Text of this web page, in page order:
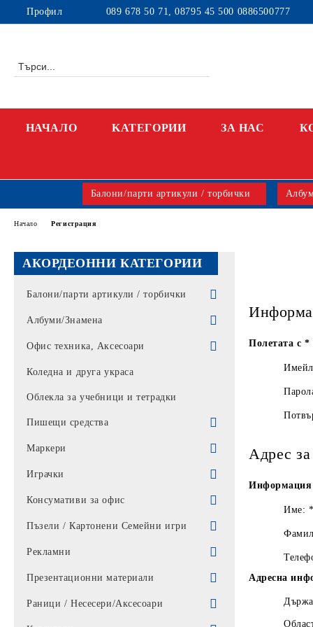
Профил 089 678 50 71, 08795 45 500 0886500777
НАЧАЛО KАТЕГОРИИ ЗА НАС
Балони/парти артикули / торбички
АКОРДЕОННИ КАТЕГОРИИ
Балони/парти артикули / торбички
Парти артикули
Балони
Торбички
Албуми/Знамена
Знамена
Албуми
Офис техника, Аксесоари
Батерии / Слушалки / Мишки /
Коледна и друга украса
Облекла за учебници и тетрадки
Пишещи средства
Химикали
UNIVERSAL
АЙХАО
Комплекти химикали
MIX
КЛАРО
BIC
Автоматични моливи
Моливи
Пълнители
Писалки
Рапидографи
Туш
Маркери
Перманентни маркери
Лакови маркер
Маркери за бяла дъска
Маркер за СД
Текстмаркери
Играчки
филмови герои
Комплекти
Движещи с батерии
Детски
Кукли детски
Консумативи за офис
Кутии за дискове
Почистващи препарати за офис
Пъзели / Картонени Семейни игри
Пъзели
Картонени Семейни игри
Рекламни
Визитници рекламни
Шапки
Презентационни материали
Баджове
Раници / Несесери/Аксесоари
Начало Регистрация
Полетата с*
Адрес
Информация
Име: *
Адресна